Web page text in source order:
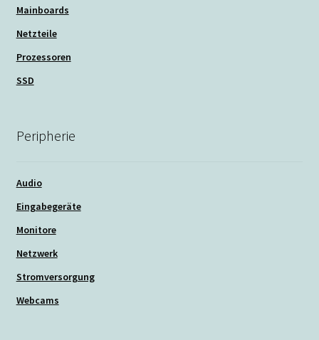
Mainboards
Netzteile
Prozessoren
SSD
Peripherie
Audio
Eingabegeräte
Monitore
Netzwerk
Stromversorgung
Webcams